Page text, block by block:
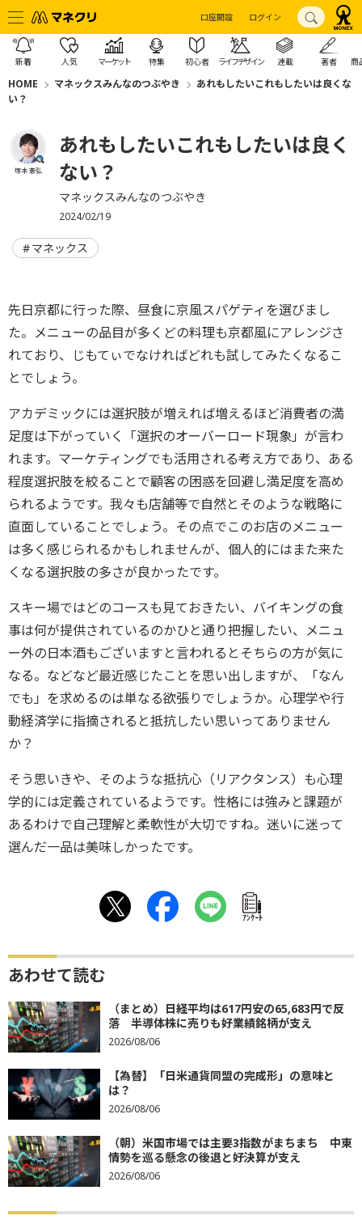
口座開設 ログイン
新着 人気 マーケット 特集 初心者 ライフデザイン 連載 著者 商
HOME マネックスみんなのつぶやき
あれもしたいこれもしたいは良くな
い？
塚本 憲弘
あれもしたいこれもしたいは良く
ない？
マネックスみんなのつぶやき
2024/02/19
マネックス
先日京都に行った際、昼食に京風スパゲティを選びまし
た。メニューの品目が多くどの料理も京都風にアレンジさ
れており、じもてぃでなければどれも試してみたくなるこ
とでしょう。
アカデミックには選択肢が増えれば増えるほど消費者の満
足度は下がっていく「選択のオーバーロード現象」が言わ
れます。マーケティングでも活用される考え方であり、ある
程度選択肢を絞ることで顧客の困惑を回避し満足度を高め
られるようです。我々も店舗等で自然とそのような戦略に
直面していることでしょう。その点でこのお店のメニュー
は多く感じられるかもしれませんが、個人的にはまた来た
くなる選択肢の多さが良かったです。
スキー場ではどのコースも見ておきたい、バイキングの食
事は何が提供されているのかひと通り把握したい、メニュ
ー外の日本酒もございますと言われるとそちらの方が気に
なる。などなど最近感じたことを思い出しますが、「なん
でも」を求めるのは単なる欲張りでしょうか。心理学や行
動経済学に指摘されると抵抗したい思いってありません
か？
そう思いきや、そのような抵抗心（リアクタンス）も心理
学的には定義されているようです。性格には強みと課題が
あるわけで自己理解と柔軟性が大切ですね。迷いに迷って
選んだ一品は美味しかったです。
ｱﾝｹｰﾄ
あわせて読む
（まとめ）日経平均は617円安の65,683円で反
落 半導体株に売りも好業績銘柄が支え
2026/08/06
【為替】「日米通貨同盟の完成形」の意味と
は？
2026/08/06
（朝）米国市場では主要3指数がまちまち 中東
情勢を巡る懸念の後退と好決算が支え
2026/08/06